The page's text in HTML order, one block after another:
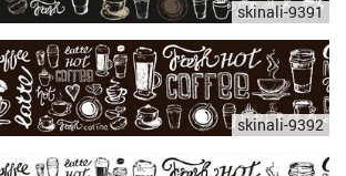
skinali-9391
skinali-9392